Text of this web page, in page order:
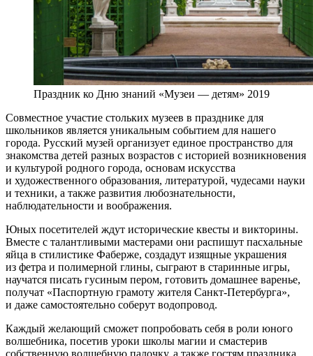
Праздник ко Дню знаний «Музеи — детям» 2019
Совместное участие стольких музеев в празднике для
школьников является уникальным событием для нашего
города. Русский музей организует единое пространство для
знакомства детей разных возрастов с историей возникновения
и культурой родного города, основам искусства
и художественного образования, литературой, чудесами науки
и техники, а также развития любознательности,
наблюдательности и воображения.
Юных посетителей ждут исторические квесты и викторины.
Вместе с талантливыми мастерами они распишут пасхальные
яйца в стилистике Фаберже, создадут изящные украшения
из фетра и полимерной глины, сыграют в старинные игры,
научатся писать гусиным пером, готовить домашнее варенье,
получат «Паспортную грамоту жителя Санкт-Петербурга»,
и даже самостоятельно соберут водопровод.
Каждый желающий сможет попробовать себя в роли юного
волшебника, посетив уроки школы магии и смастерив
собственную волшебную палочку, а также гостям праздника